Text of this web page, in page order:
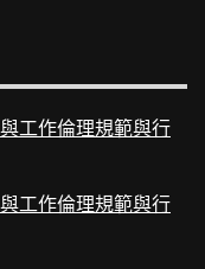
工作倫理規範與行
工作倫理規範與行